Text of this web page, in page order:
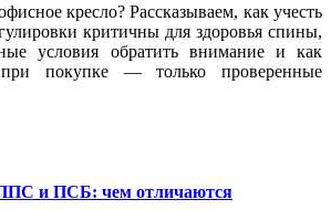
кресло? Рассказываем, как учесть
критичны для здоровья спины,
условия обратить внимание и как
покупке — только проверенные
и ПСБ: чем отличаются